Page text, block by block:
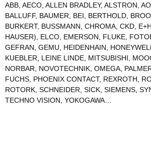
ABB AECO ALLEN BRADLEY, ALSTRON
BALLUFF, BAUMER BEI BERTHOLD
BURKERT, BUSSMANN CHROMA CKD
HAUSER)
ELCO EMERSON FLUKE
GEFRAN GEMU HEIDENHAIN HONEYWELL
KUEBLER
LEINE LINDE MITSUBISHI
NORBAR
NOVOTECHNIK OMEGA
FUCHS PHOENIX CONTACT, REXROTH
ROTORK SCHNEIDER SICK SIEMENS
TECHNO VISION YOKOGAWA